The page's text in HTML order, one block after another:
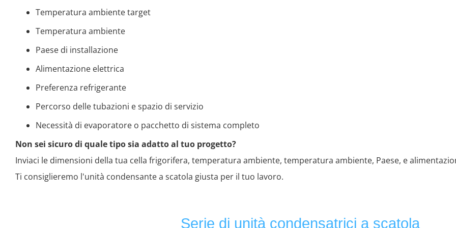
Temperatura ambiente target
Temperatura ambiente
Paese di installazione
Alimentazione elettrica
Preferenza refrigerante
Percorso delle tubazioni e spazio di servizio
Necessità di evaporatore o pacchetto di sistema completo
Non sei sicuro di quale tipo sia adatto al tuo progetto?
Inviaci le dimensioni della tua cella frigorifera, temperatura ambiente, temperatura ambiente, Paese, e
Ti consiglieremo l'unità condensante a scatola giusta per il tuo lavoro.
Serie di unità condensatrici a scatola